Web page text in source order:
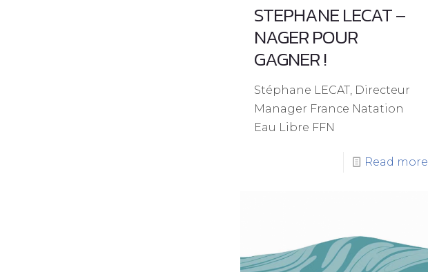
STEPHANE LECAT –
NAGER POUR
GAGNER !
Stéphane LECAT, Directeur
Manager France Natation
Eau Libre FFN
Read more